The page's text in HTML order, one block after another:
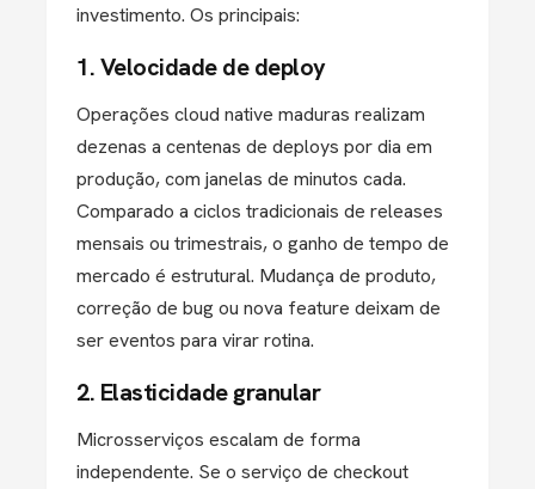
investimento. Os principais:
1. Velocidade de deploy
Operações cloud native maduras realizam
dezenas a centenas de deploys por dia em
produção, com janelas de minutos cada.
Comparado a ciclos tradicionais de releases
mensais ou trimestrais, o ganho de tempo de
mercado é estrutural. Mudança de produto,
correção de bug ou nova feature deixam de
ser eventos para virar rotina.
2. Elasticidade granular
Microsserviços escalam de forma
independente. Se o serviço de checkout